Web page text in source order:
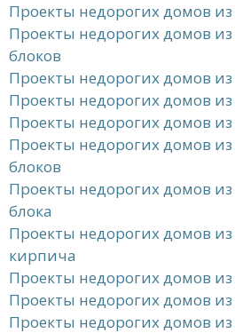
Проекты недорогих домов из
Проекты недорогих домов
блоков
Проекты недорогих домов
Проекты недорогих домов из
Проекты недорогих домов
Проекты недорогих домов
блоков
Проекты недорогих домов из
блока
Проекты недорогих домов из
кирпича
Проекты недорогих домов
Проекты недорогих домов
Проекты недорогих домов